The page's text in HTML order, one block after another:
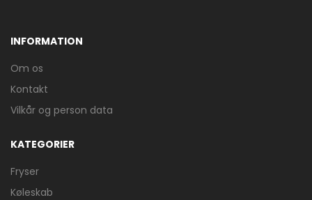
INFORMATION
Om os
Kontakt
Vilkår og person data
KATEGORIER
Fryser
Køleskab